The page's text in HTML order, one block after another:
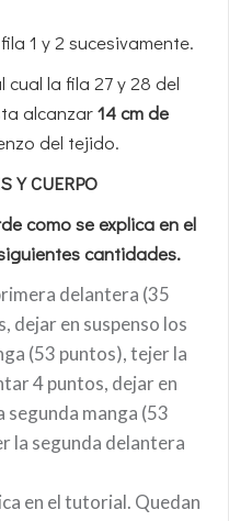
1 y 2 sucesivamente.
la fila 27 y 28 del
alcanzar14 cm de
del tejido.
Y CUERPO
como se explica en el
cantidades.
delantera (35
dejar en suspenso los
(53 puntos), tejer la
4 puntos, dejar en
segunda manga (53
la segunda delantera
en el tutorial. Quedan